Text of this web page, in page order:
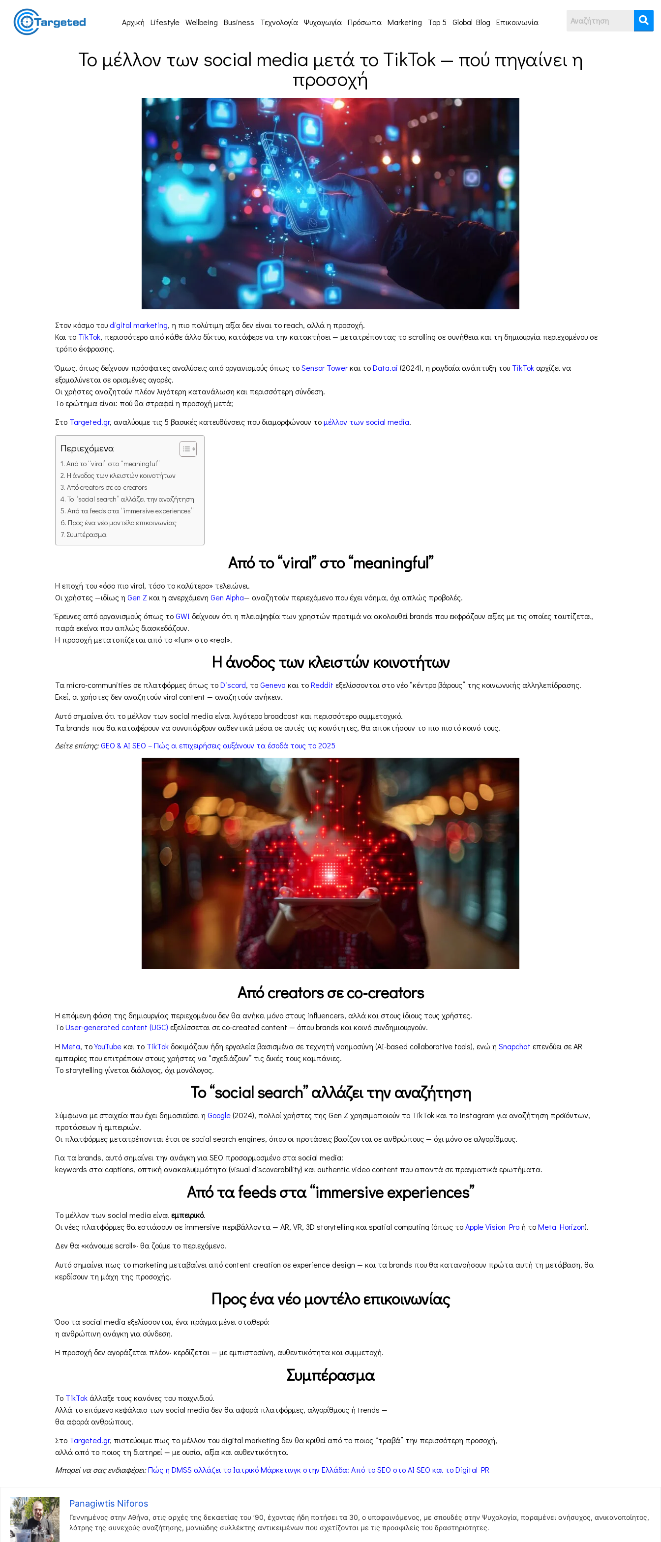
Αρχική Lifestyle Wellbeing Business Τεχνολογία Ψυχαγωγία Πρόσωπα Marketing Top 5 Global Blog Επικοινωνία
Το μέλλον των social media μετά το TikTok — πού πηγαίνει η
προσοχή
Στον κόσμο του digital marketing, η πιο πολύτιμη αξία δεν είναι το reach, αλλά η προσοχή.
Και το TikTok, περισσότερο από κάθε άλλο δίκτυο, κατάφερε να την κατακτήσει — μετατρέποντας το scrolling σε συνήθεια και τη δημιουργία περιεχομένου σε
τρόπο έκφρασης.
Όμως, όπως δείχνουν πρόσφατες αναλύσεις από οργανισμούς όπως τοSensor Towerκαι τοData.ai (2024), η ραγδαία ανάπτυξη του TikTokαρχίζει να
εξομαλύνεται σε ορισμένες αγορές.
Οι χρήστες αναζητούν πλέον λιγότερη κατανάλωση και περισσότερη σύνδεση.
Το ερώτημα είναι: πού θα στραφεί η προσοχή μετά;
Στο Targeted.gr, αναλύουμε τις 5 βασικές κατευθύνσεις που διαμορφώνουν τομέλλον των social media.
Περιεχόμενα
Από το “viral” στο “meaningful”
Η άνοδος των κλειστών κοινοτήτων
Από creators σε co-creators
Το “social search” αλλάζει την αναζήτηση
Από τα feeds στα “immersive experiences”
Προς ένα νέο μοντέλο επικοινωνίας
Συμπέρασμα
Από το “viral” στο “meaningful”
Η εποχή του «όσο πιο viral, τόσο το καλύτερο» τελειώνει.
Οι χρήστες —ιδίως η Gen Z και η ανερχόμενη Gen Alpha— αναζητούν περιεχόμενο που έχει νόημα, όχι απλώς προβολές.
Έρευνες από οργανισμούς όπως τοGWI δείχνουν ότι η πλειοψηφία των χρηστών προτιμά να ακολουθεί brands που εκφράζουν αξίες με τις οποίες ταυτίζεται,
παρά εκείνα που απλώς διασκεδάζουν.
Η προσοχή μετατοπίζεται από το «fun» στο «real».
Η άνοδος των κλειστών κοινοτήτων
Τα micro-communities σε πλατφόρμες όπως τοDiscord, τοGeneva και τοReddit εξελίσσονται στο νέο “κέντρο βάρους” της κοινωνικής αλληλεπίδρασης.
Εκεί, οι χρήστες δεν αναζητούν viral content — αναζητούν ανήκειν.
Αυτό σημαίνει ότι το μέλλον των social media είναι λιγότερο broadcast και περισσότερο συμμετοχικό.
Τα brands που θα καταφέρουν να συνυπάρξουν αυθεντικά μέσα σε αυτές τις κοινότητες, θα αποκτήσουν το πιο πιστό κοινό τους.
Δείτε επίσης:GEO & AI SEO – Πώς οι επιχειρήσεις αυξάνουν τα έσοδά τους το 2025
Από creators σε co-creators
Η επόμενη φάση της δημιουργίας περιεχομένου δεν θα ανήκει μόνο στους influencers, αλλά και στους ίδιους τους χρήστες.
ΤοUser-generated content (UGC) εξελίσσεται σε co-created content — όπου brands και κοινό συνδημιουργούν.
Η Meta, τοYouTubeκαι το TikTokδοκιμάζουν ήδη εργαλεία βασισμένα σε τεχνητή νοημοσύνη (AI-based collaborative tools), ενώ η Snapchat επενδύει σε AR
εμπειρίες που επιτρέπουν στους χρήστες να “σχεδιάζουν” τις δικές τους καμπάνιες.
Το storytelling γίνεται διάλογος, όχι μονόλογος.
Το “social search” αλλάζει την αναζήτηση
Σύμφωνα με στοιχεία που έχει δημοσιεύσει η Google(2024), πολλοί χρήστες της Gen Z χρησιμοποιούν το TikTok και το Instagram για αναζήτηση προϊόντων,
προτάσεων ή εμπειριών.
Οι πλατφόρμες μετατρέπονται έτσι σε social search engines, όπου οι προτάσεις βασίζονται σε ανθρώπους — όχι μόνο σε αλγορίθμους.
Για τα brands, αυτό σημαίνει την ανάγκη για SEO προσαρμοσμένο στα social media:
keywords στα captions, οπτική ανακαλυψιμότητα (visual discoverability) και authentic video content που απαντά σε πραγματικά ερωτήματα.
Από τα feeds στα “immersive experiences”
Το μέλλον των social media είναι εμπειρικό.
Οι νέες πλατφόρμες θα εστιάσουν σε immersive περιβάλλοντα — AR, VR, 3D storytelling και spatial computing (όπως τοApple Vision Proή τοMeta Horizon).
Δεν θα «κάνουμε scroll»· θα ζούμε το περιεχόμενο.
Αυτό σημαίνει πως το marketing μεταβαίνει από content creation σε experience design — και τα brands που θα κατανοήσουν πρώτα αυτή τη μετάβαση, θα
κερδίσουν τη μάχη της προσοχής.
Προς ένα νέο μοντέλο επικοινωνίας
Όσο τα social media εξελίσσονται, ένα πράγμα μένει σταθερό:
η ανθρώπινη ανάγκη για σύνδεση.
Η προσοχή δεν αγοράζεται πλέον· κερδίζεται — με εμπιστοσύνη, αυθεντικότητα και συμμετοχή.
Συμπέρασμα
Το TikTokάλλαξε τους κανόνες του παιχνιδιού.
Αλλά το επόμενο κεφάλαιο των social media δεν θα αφορά πλατφόρμες, αλγορίθμους ή trends —
θα αφορά ανθρώπους.
Στο Targeted.gr, πιστεύουμε πως το μέλλον του digital marketing δεν θα κριθεί από το ποιος “τραβά” την περισσότερη προσοχή,
αλλά από το ποιος τη διατηρεί — με ουσία, αξία και αυθεντικότητα.
Μπορεί να σας ενδιαφέρει:Πώς η DMSS αλλάζει το Ιατρικό Μάρκετινγκ στην Ελλάδα: Από το SEO στο AI SEO και το Digital PR
Panagiwtis Niforos
Γεννημένος στην Αθήνα, στις αρχές της δεκαετίας του ’90, έχοντας ήδη πατήσει τα 30, ο υποφαινόμενος, με σπουδές στην Ψυχολογία, παραμένει ανήσυχος, ανικανοποίητος,
λάτρης της συνεχούς αναζήτησης, μανιώδης συλλέκτης αντικειμένων που σχετίζονται με τις προσφιλείς του δραστηριότητες.